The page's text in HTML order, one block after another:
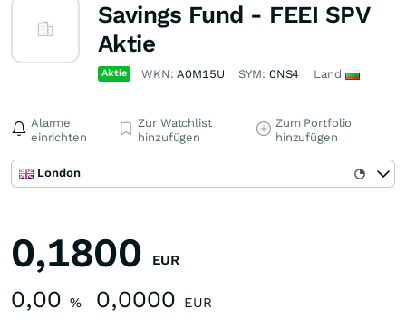
Savings Fund - FEEI SPV
Aktie
Aktie WKN:A0M15U SYM: 0NS4 Land
Alarme
einrichten
Zur Watchlist
hinzufügen
Zum Portfolio
hinzufügen
London
0,1800 EUR
0,00 % 0,0000 EUR